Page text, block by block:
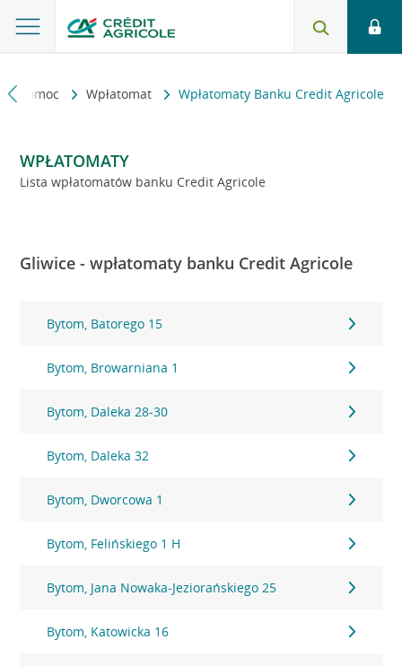
i pomoc Wpłatomat Wpłatomaty Banku Credit Agricole
WPŁATOMATY
Lista wpłatomatów banku Credit Agricole
Gliwice - wpłatomaty banku Credit Agricole
Bytom, Batorego 15
Bytom, Browarniana 1
Bytom, Daleka 28-30
Bytom, Daleka 32
Bytom, Dworcowa 1
Bytom, Felińskiego 1 H
Bytom, Jana Nowaka-Jeziorańskiego 25
Bytom, Katowicka 16